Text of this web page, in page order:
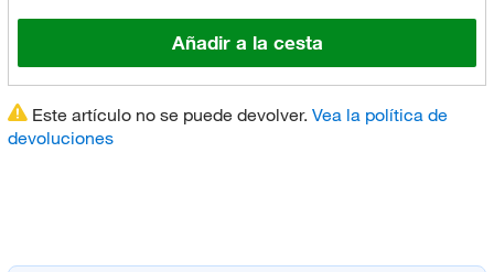
Añadir a la cesta
Este artículo no se puede devolver. Vea la política de
devoluciones